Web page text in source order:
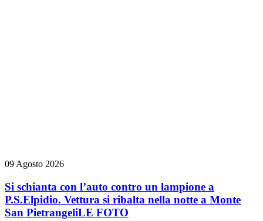
09 Agosto 2026
Si schianta con l’auto contro un lampione a
P.S.Elpidio. Vettura si ribalta nella notte a Monte
San PietrangeliLE FOTO